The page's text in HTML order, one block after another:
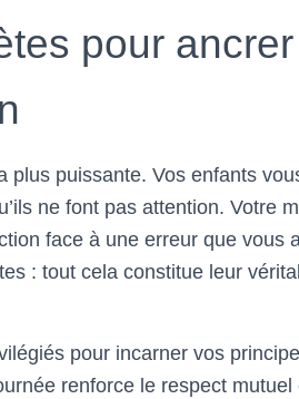
pour
plus puissante. Vos enfants
ne font pas attention. Votre
face à une erreur que vous
: tout cela constitue leur
pour incarner vos
renforce le respect mutuel